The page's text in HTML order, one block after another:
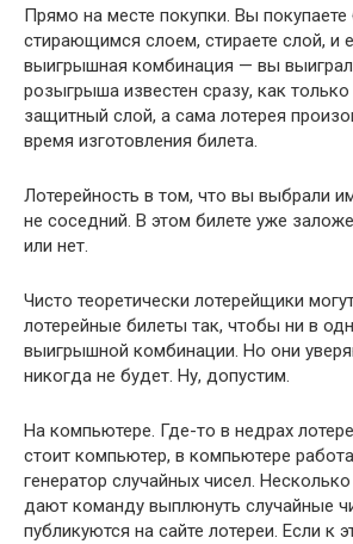
Прямо на месте покупки. Вы покупаете
стирающимся слоем, стираете слой, и
выигрышная комбинация — вы
розыгрыша известен сразу, как
защитный слой, а сама лотерея
время изготовления билета.
Лотерейность в том, что вы выбрали
не соседний. В этом билете уже
или нет.
Чисто теоретически лотерейщики
лотерейные билеты так, чтобы ни в
выигрышной комбинации. Но они
никогда не будет. Ну, допустим.
На компьютере. Где-то в недрах
стоит компьютер, в компьютере
генератор случайных чисел.
дают команду выплюнуть случайные
публикуются на сайте лотереи. Если к